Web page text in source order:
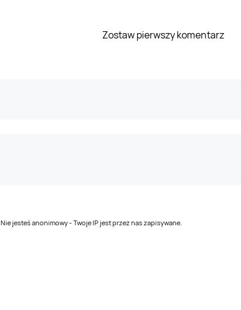
Zostaw pierwszy komentarz
. Nie jesteś anonimowy - Twoje IP jest przez nas zapisywane.